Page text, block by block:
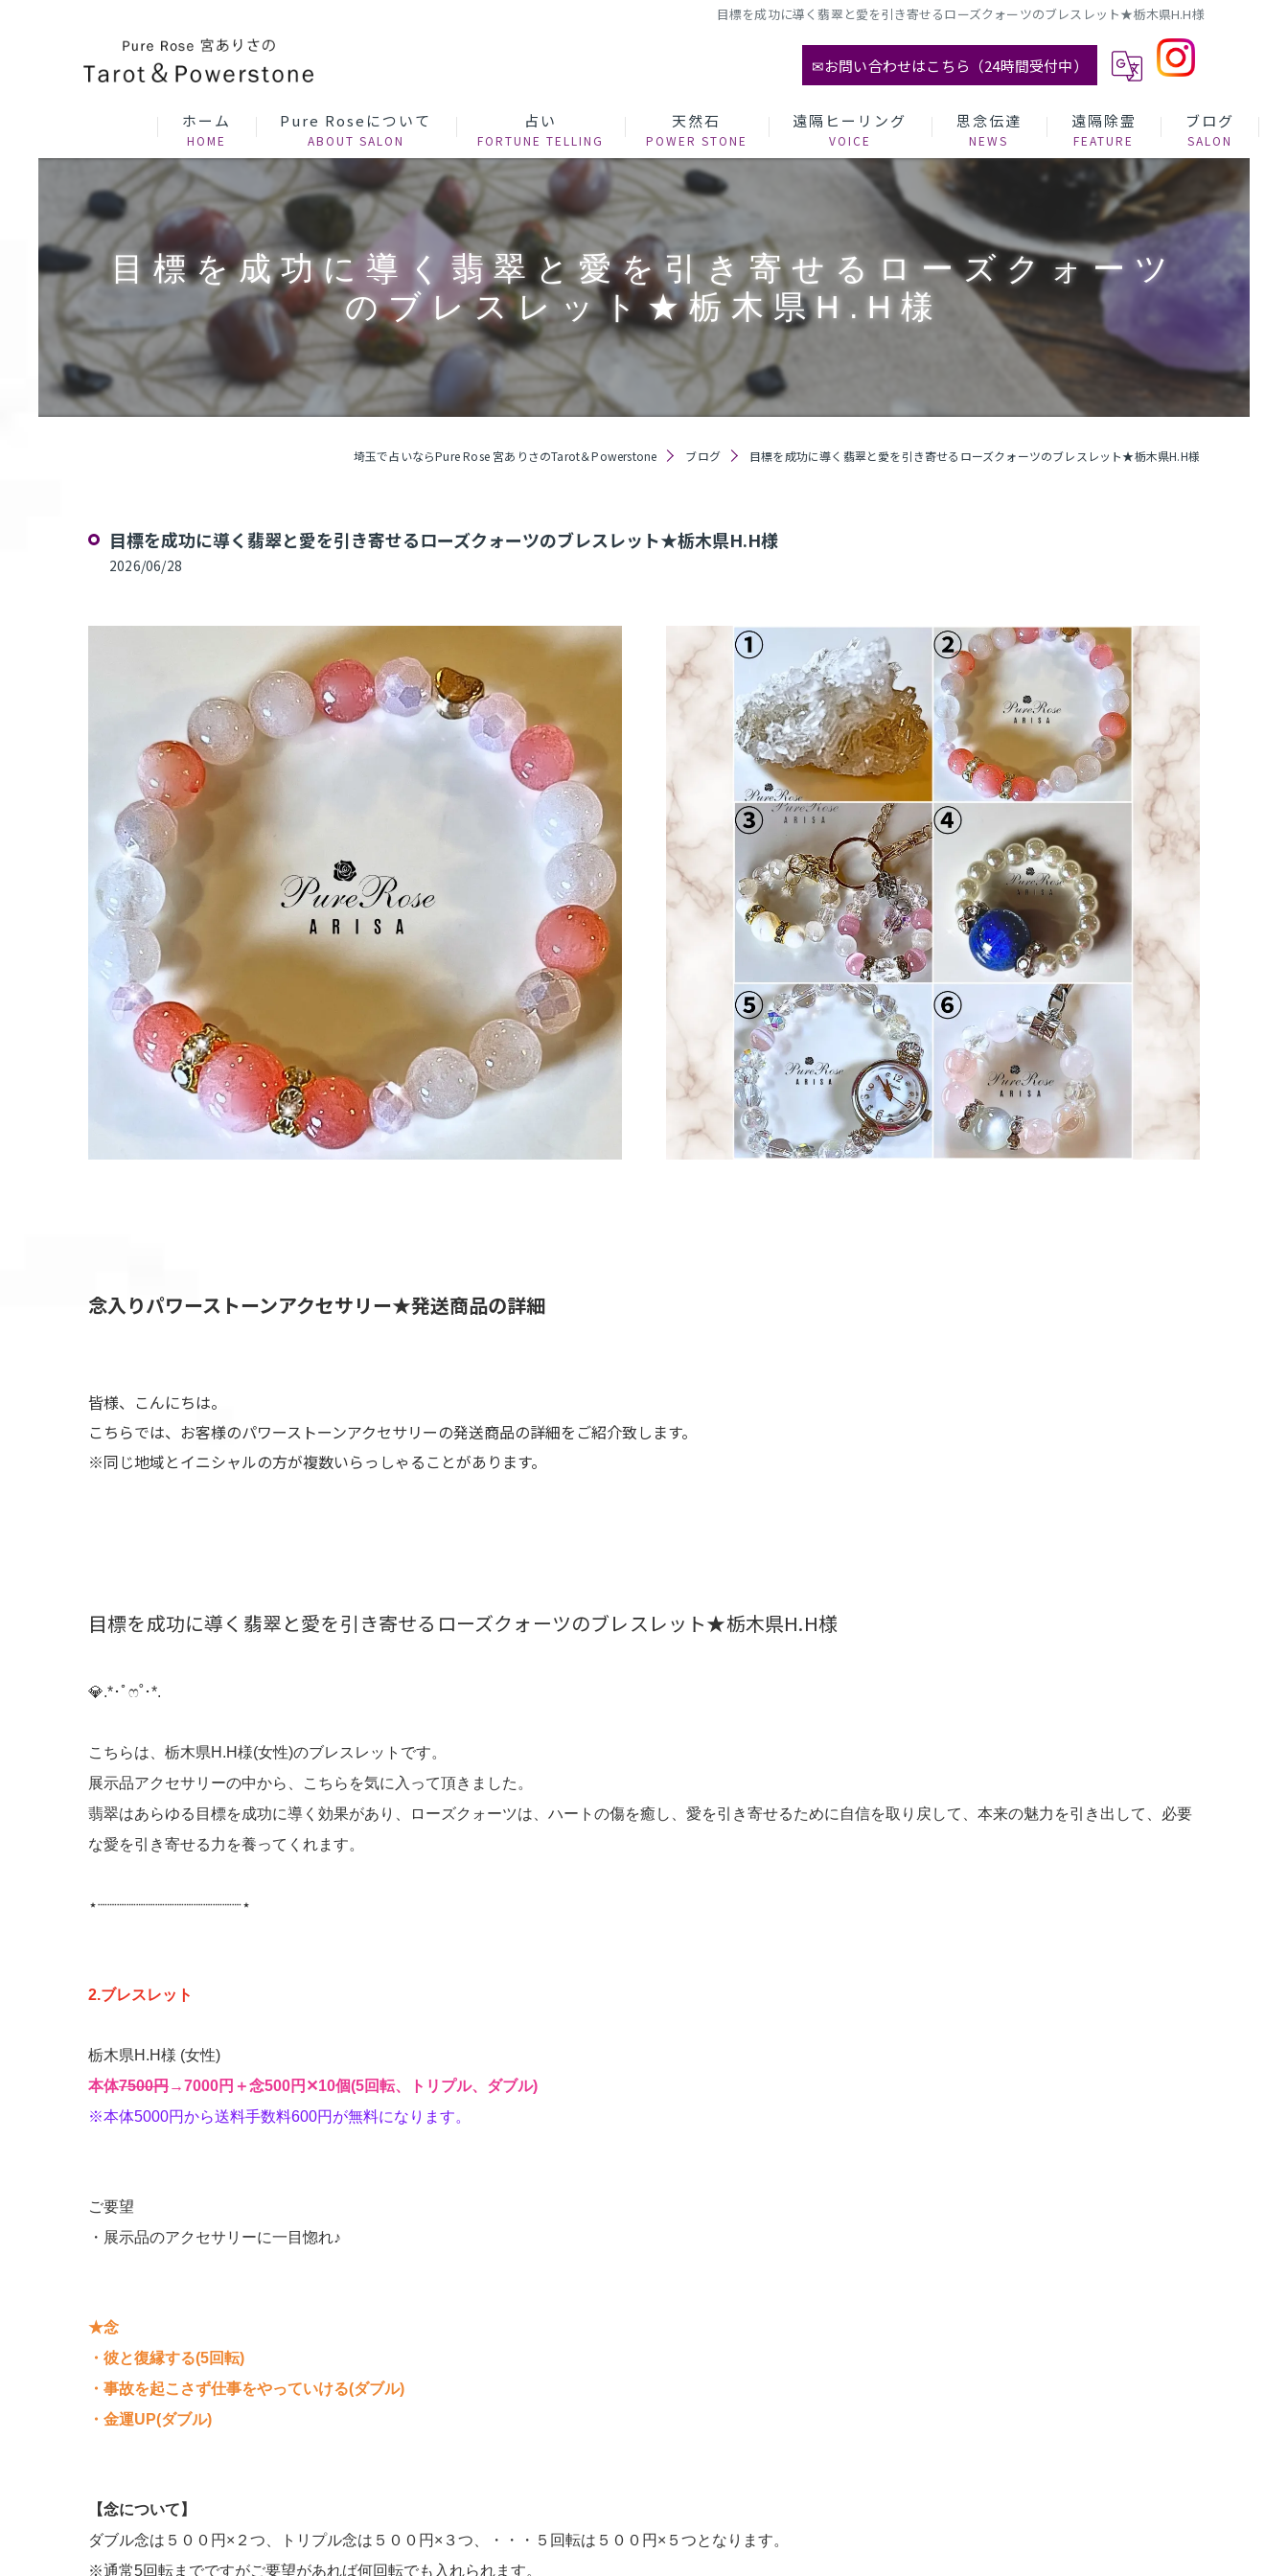
目標を成功に導く翡翠と愛を引き寄せるローズクォーツのブレスレット★栃木県H.H様
✉お問い合わせはこちら（24時間受付中）
ホーム Pure Roseについて 占い 天然石 遠隔ヒーリング 思念伝達 遠隔除霊 ブログ
目標を成功に導く翡翠と愛を引き寄せるローズクォーツ
のブレスレット★栃木県H.H様
埼玉で占いならPure Rose 宮ありさのTarot＆Powerstone ブログ 目標を成功に導く翡翠と愛を引き寄せるローズクォーツのブレスレット★栃木県H.H様
目標を成功に導く翡翠と愛を引き寄せるローズクォーツのブレスレット★栃木県H.H様
2026/06/28
​念入りパワーストーンアクセサリー★発送商品の詳細
皆様、こんにちは。
こちらでは、お客様のパワーストーンアクセサリーの発送商品の詳細をご紹介致します。
※同じ地域とイニシャルの方が複数いらっしゃることがあります。
目標を成功に導く翡翠と愛を引き寄せるローズクォーツのブレスレット★栃木県H.H様
💎️.*･ﾟෆ˚･*.
こちらは、栃木県H.H様(女性)のブレスレットです。
展示品アクセサリーの中から、こちらを気に入って頂きました。
翡翠はあらゆる目標を成功に導く効果があり、ローズクォーツは、ハートの傷を癒し、愛を引き寄せるために自信を取り戻して、本来の魅力を引き出して、必要
な愛を引き寄せる力を養ってくれます。
⋆┈┈┈┈┈┈┈┈┈┈┈┈┈┈┈⋆
2.ブレスレット
栃木県H.H様 (女性)
本体7500円‪‪→7000円＋念500円‪✕‬10個(5回転、トリプル、ダブル)
※本体5000円から送料手数料600円が無料になります。
ご要望
・展示品のアクセサリーに一目惚れ♪
★念
・彼と復縁する(5回転)
・事故を起こさず仕事をやっていける(ダブル)
・金運UP(ダブル)
【念について】
ダブル念は５００円×２つ、トリプル念は５００円×３つ、・・・５回転は５００円×５つとなります。
※通常5回転までですがご要望があれば何回転でも入れられます。